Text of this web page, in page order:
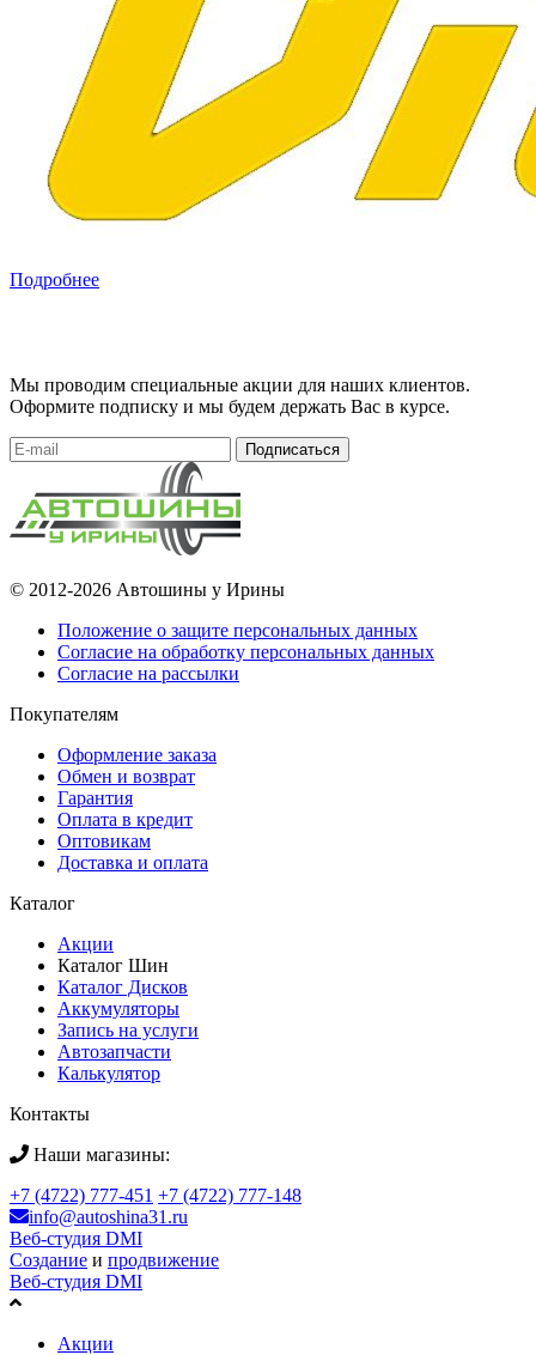
Подробнее
Мы проводим специальные акции для наших клиентов.
Оформите подписку и мы будем держать Вас в курсе.
Подписаться
© 2012-2026 Автошины у Ирины
Положение о защите персональных данных
Согласие на обработку персональных данных
Согласие на рассылки
Покупателям
Оформление заказа
Обмен и возврат
Гарантия
Оплата в кредит
Оптовикам
Доставка и оплата
Каталог
Акции
Каталог Шин
Каталог Дисков
Аккумуляторы
Запись на услуги
Автозапчасти
Калькулятор
Контакты
Наши магазины:
+7 (4722) 777-451 +7 (4722) 777-148
info@autoshina31.ru
Веб-студия DMI
Создание и продвижение
Веб-студия DMI
Акции